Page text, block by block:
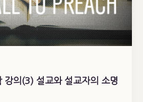
강의(3) 설교와 설교자의 소명